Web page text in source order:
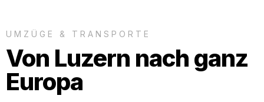
UMZÜGE & TRANSPORTE
Von Luzern nach ganz
Europa